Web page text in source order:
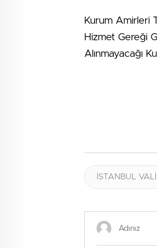
Kurum Amirleri
Hizmet Gereği
Alınmayacağı
İSTANBUL